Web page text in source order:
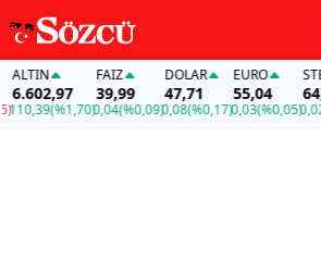
(%1,70)
39,99
0,04(%0,09)
DOLAR
47,71
0,08(%0,17)
EURO
55,04
0,03(%0,05)
64,19
0,02